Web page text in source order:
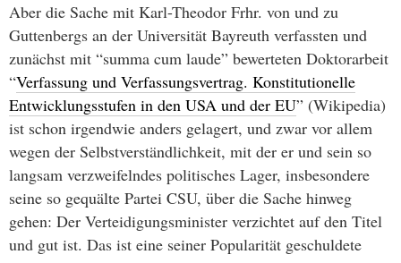
Aber die Sache mit Karl-Theodor Frhr. von und zu
Guttenbergs an der Universität Bayreuth verfassten und
zunächst mit “summa cum laude” bewerteten Doktorarbeit
“Verfassung und Verfassungsvertrag. Konstitutionelle
Entwicklungsstufen in den USA und der EU” (Wikipedia)
ist schon irgendwie anders gelagert, und zwar vor allem
wegen der Selbstverständlichkeit, mit der er und sein so
langsam verzweifelndes politisches Lager, insbesondere
seine so gequälte Partei CSU, über die Sache hinweg
gehen: Der Verteidigungsminister verzichtet auf den Titel
und gut ist. Das ist eine seiner Popularität geschuldete